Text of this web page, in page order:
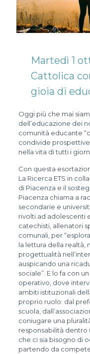
Martedì 1
Cattolica
gioia di
Oggi più che mai
dell’educazione dei
comunità educante
condivide
nella vita di tutti i
Con questa
La Ricerca ETS in
di Piacenza e il
Piacenza chiama a
secondarie e
rivolti ad adolescenti
catechisti, allenatori
comunali, per
la lettura della realtà,
progettualità
auspicando una
sociale”. E lo fa con
operativo, dove
ambiti istituzionali
proprio ruolo: dal
scuola,
coniugare una
responsabilità dentro
che ci sia bisogno di
partendo da